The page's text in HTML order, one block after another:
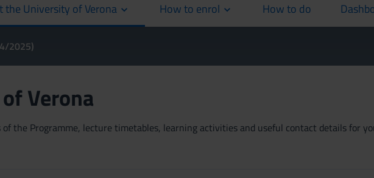
the University of Verona How to enrol How to do
current current
2025)
Verona
the Programme, lecture timetables, learning activities and useful contact details for